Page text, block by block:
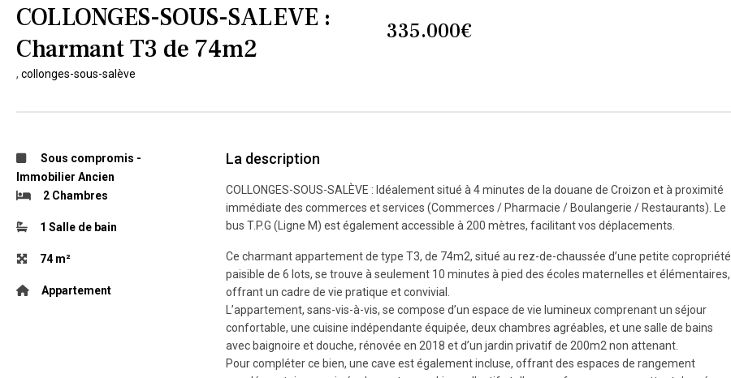
COLLONGES-SOUS-SALEVE :
Charmant T3 de 74m2
, collonges-sous-salève
335.000€
Sous compromis -
Immobilier Ancien
2 Chambres
1 Salle de bain
74m²
Appartement
La description
COLLONGES-SOUS-SALÈVE : Idéalement situé à 4 minutes de la douane de Croizon et à proximité
immédiate des commerces et services (Commerces / Pharmacie / Boulangerie / Restaurants). Le
bus T.P.G (Ligne M) est également accessible à 200 mètres, facilitant vos déplacements.
Ce charmant appartement de type T3, de 74m2, situé au rez-de-chaussée d’une petite copropriété
paisible de 6 lots, se trouve à seulement 10 minutes à pied des écoles maternelles et élémentaires,
offrant un cadre de vie pratique et convivial.
L’appartement, sans-vis-à-vis, se compose d’un espace de vie lumineux comprenant un séjour
confortable, une cuisine indépendante équipée, deux chambres agréables, et une salle de bains
avec baignoire et douche, rénovée en 2018 et d’un jardin privatif de 200m2 non attenant.
Pour compléter ce bien, une cave est également incluse, offrant des espaces de rangement